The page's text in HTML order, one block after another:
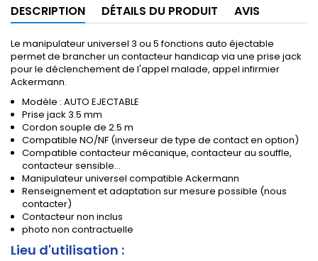
DESCRIPTION DÉTAILS DU PRODUIT AVIS
Le manipulateur universel 3 ou 5 fonctions auto éjectable
permet de brancher un contacteur handicap via une prise jack
pour le déclenchement de l'appel malade, appel infirmier
Ackermann.
Modèle : AUTO EJECTABLE
Prise jack 3.5 mm
Cordon souple de 2.5 m
Compatible NO/NF (inverseur de type de contact en option)
Compatible contacteur mécanique, contacteur au souffle,
contacteur sensible...
Manipulateur universel compatible Ackermann
Renseignement et adaptation sur mesure possible (nous
contacter)
Contacteur non inclus
photo non contractuelle
Lieu d'utilisation :